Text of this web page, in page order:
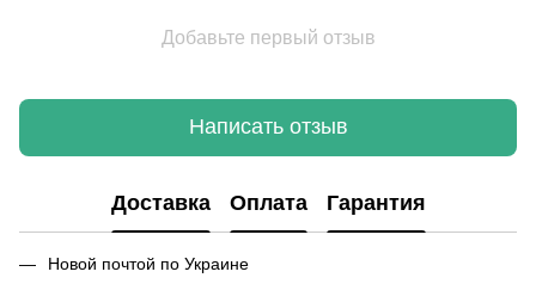
Добавьте первый отзыв
Написать отзыв
Доставка Оплата Гарантия
Новой почтой по Украине